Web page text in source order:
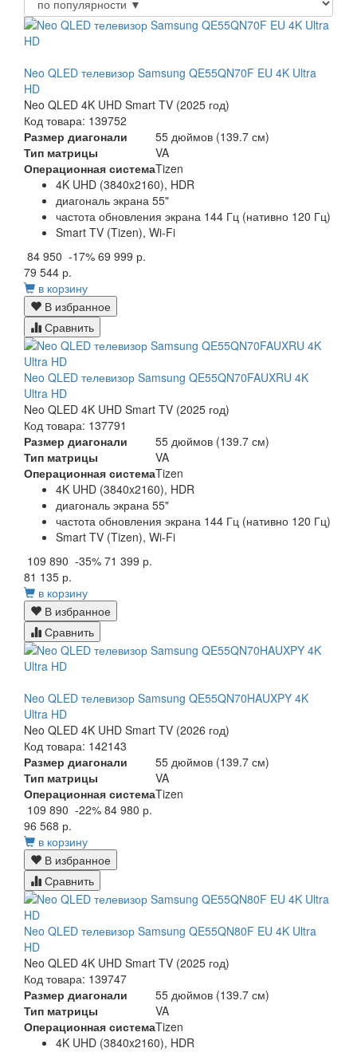
Neo QLED телевизор Samsung QE55QN70F EU 4K Ultra
HD
Neo QLED 4K UHD Smart TV (2025 год)
Код товара: 139752
Размер диагонали
55 дюймов (139.7 см)
Тип матрицы
VA
Операционная системаTizen
4K UHD (3840x2160), HDR
диагональ экрана 55"
частота обновления экрана 144 Гц (нативно 120 Гц)
Smart TV (Tizen), Wi-Fi
84 950 -17% 69 999 р.
79 544 р.
в корзину
В избранное
Сравнить
Neo QLED телевизор Samsung QE55QN70FAUXRU 4K
Ultra HD
Neo QLED 4K UHD Smart TV (2025 год)
Код товара: 137791
Размер диагонали
55 дюймов (139.7 см)
Тип матрицы
VA
Операционная системаTizen
4K UHD (3840x2160), HDR
диагональ экрана 55"
частота обновления экрана 144 Гц (нативно 120 Гц)
Smart TV (Tizen), Wi-Fi
109 890 -35% 71 399 р.
81 135 р.
в корзину
В избранное
Сравнить
Neo QLED телевизор Samsung QE55QN70HAUXPY 4K
Ultra HD
Neo QLED 4K UHD Smart TV (2026 год)
Код товара: 142143
Размер диагонали
55 дюймов (139.7 см)
Тип матрицы
VA
Операционная системаTizen
109 890 -22% 84 980 р.
96 568 р.
в корзину
В избранное
Сравнить
Neo QLED телевизор Samsung QE55QN80F EU 4K Ultra
HD
Neo QLED 4K UHD Smart TV (2025 год)
Код товара: 139747
Размер диагонали
55 дюймов (139.7 см)
Тип матрицы
VA
Операционная системаTizen
4K UHD (3840x2160), HDR